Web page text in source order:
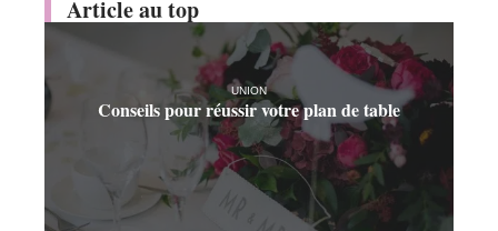
Article au top
UNION
Conseils pour réussir votre plan de table